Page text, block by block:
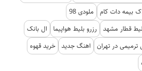
بیمه دات کام
ملودی 98
قطار مشهد رزرو بلیط هواپیما
ال بانک
ترمیمی در تهران اهنگ جدید خرید قهوه